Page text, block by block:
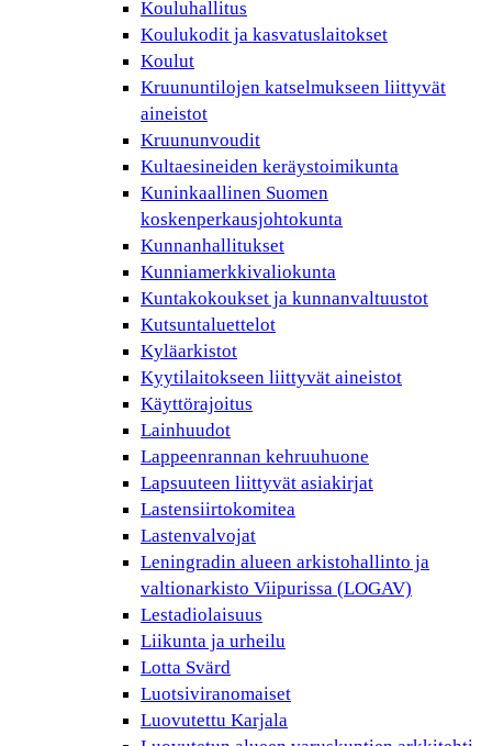
Kouluhallitus
Koulukodit ja kasvatuslaitokset
Koulut
Kruununtilojen katselmukseen liittyvät
aineistot
Kruununvoudit
Kultaesineiden keräystoimikunta
Kuninkaallinen Suomen
koskenperkausjohtokunta
Kunnanhallitukset
Kunniamerkkivaliokunta
Kuntakokoukset ja kunnanvaltuustot
Kutsuntaluettelot
Kyläarkistot
Kyytilaitokseen liittyvät aineistot
Käyttörajoitus
Lainhuudot
Lappeenrannan kehruuhuone
Lapsuuteen liittyvät asiakirjat
Lastensiirtokomitea
Lastenvalvojat
Leningradin alueen arkistohallinto ja
valtionarkisto Viipurissa (LOGAV)
Lestadiolaisuus
Liikunta ja urheilu
Lotta Svärd
Luotsiviranomaiset
Luovutettu Karjala